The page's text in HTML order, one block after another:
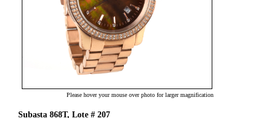
Please hover your mouse over photo for larger magnification
Subasta 868T, Lote # 207